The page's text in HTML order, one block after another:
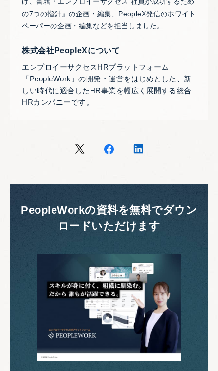
の7つの指針』の企画・編集、PeopleX発信のホワイト
ペーパーの企画・編集などを担当しました。
株式会社PeopleXについて
エンプロイーサクセスHRプラットフォーム
「PeopleWork」の開発・運営をはじめとした、新
しい時代に適合したHR事業を幅広く展開する総合
HRカンパニーです。
PeopleWorkの資料を無料でダウン
ロードいただけます